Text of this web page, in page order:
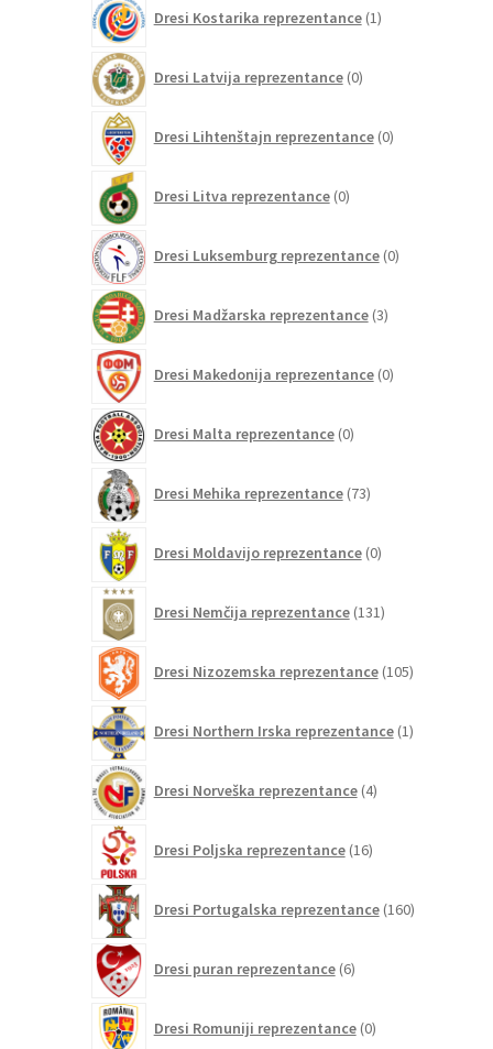
Dresi Kostarika reprezentance 1izdelek
Dresi Latvija reprezentance 0izdelkov
Dresi Lihtenštajn reprezentance 0izdelkov
Dresi Litva reprezentance 0izdelkov
Dresi Luksemburg reprezentance 0izdelkov
Dresi Madžarska reprezentance 3izdelki
Dresi Makedonija reprezentance 0izdelkov
Dresi Malta reprezentance 0izdelkov
Dresi Mehika reprezentance 73izdelkov
Dresi Moldavijo reprezentance 0izdelkov
Dresi Nemčija reprezentance 131izdelkov
Dresi Nizozemska reprezentance 105izdelkov
Dresi Northern Irska reprezentance 1izdelek
Dresi Norveška reprezentance 4izdelki
Dresi Poljska reprezentance 16izdelkov
Dresi Portugalska reprezentance 160izdelkov
Dresi puran reprezentance 6izdelkov
Dresi Romuniji reprezentance 0izdelkov